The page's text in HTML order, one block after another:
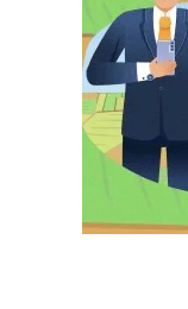
Немає облікового
Зареєструватися
обробку